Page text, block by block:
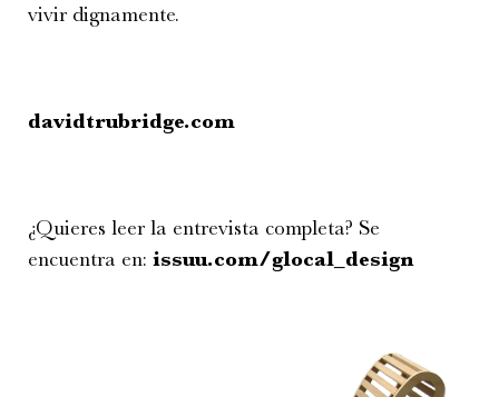
vivir dignamente.
davidtrubridge.com
¿Quieres leer la entrevista completa? Se
encuentra en: issuu.com/glocal_design